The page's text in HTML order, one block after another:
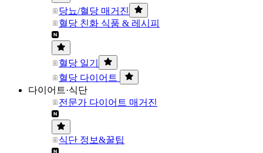
당뇨/혈당 매거진
혈당 친화 식품 & 레시피
혈당 일기
혈당 다이어트
다이어트·식단
전문가 다이어트 매거진
식단 정보&꿀팁